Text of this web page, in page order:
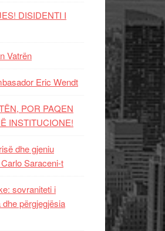
DISIDENTI I
Vatrën
Eric Wendt
POR PAQEN
INSTITUCIONE!
dhe gjeniu
Saraceni-t
sovraniteti i
përgjegjësia